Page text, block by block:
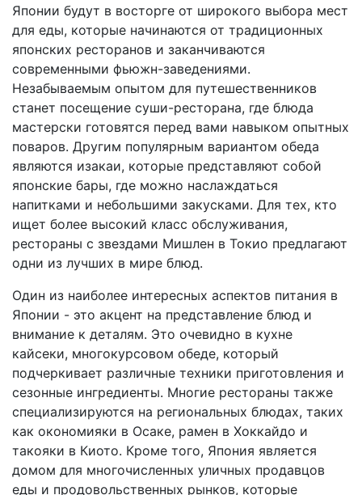
Японии будут в восторге от широкого выбора мест
для еды, которые начинаются от традиционных
японских ресторанов и заканчиваются
современными фьюжн-заведениями.
Незабываемым опытом для путешественников
станет посещение суши-ресторана, где блюда
мастерски готовятся перед вами навыком опытных
поваров. Другим популярным вариантом обеда
являются изакаи, которые представляют собой
японские бары, где можно наслаждаться
напитками и небольшими закусками. Для тех, кто
ищет более высокий класс обслуживания,
рестораны с звездами Мишлен в Токио предлагают
одни из лучших в мире блюд.
Один из наиболее интересных аспектов питания в
Японии - это акцент на представление блюд и
внимание к деталям. Это очевидно в кухне
кайсеки, многокурсовом обеде, который
подчеркивает различные техники приготовления и
сезонные ингредиенты. Многие рестораны также
специализируются на региональных блюдах, таких
как окономияки в Осаке, рамен в Хоккайдо и
такояки в Киото. Кроме того, Япония является
домом для многочисленных уличных продавцов
еды и продовольственных рынков, которые